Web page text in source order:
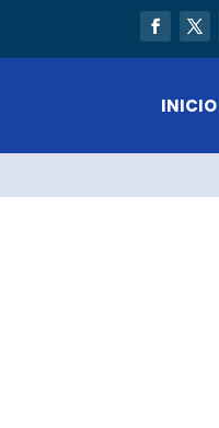
INICIO